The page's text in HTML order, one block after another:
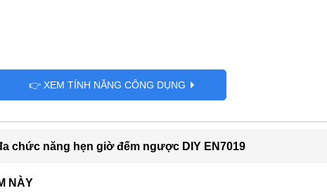
5 phút
ngược ( tối đa 99 phút 99 giây)
👉 XEM TÍNH NĂNG CÔNG DỤNG
chức năng hẹn giờ đếm ngược DIY EN7019
NÀY